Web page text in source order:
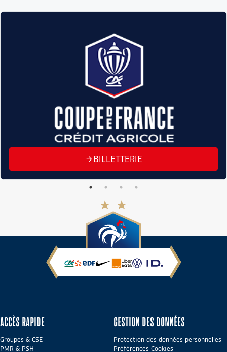
BILLETTERIE
ACCÈS RAPIDE
Groupes & CSE
PMR & PSH
GESTION DES DONNÉES
Protection des données personnelles
Préférences Cookies